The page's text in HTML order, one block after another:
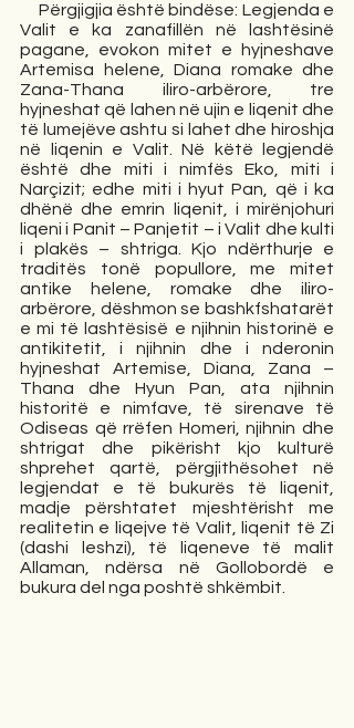
Valit e ka zanafillën në lashtësinë
pagane, evokon mitet e hyjneshave
Artemisa helene, Diana romake dhe
Zana-Thana iliro-arbërore, tre
hyjneshat që lahen në ujin e liqenit dhe
të lumejëve ashtu si lahet dhe hiroshja
në liqenin e Valit. Në këtë legjendë
është dhe miti i nimfës Eko, miti i
Narçizit; edhe miti i hyut Pan, që i ka
dhënë dhe emrin liqenit, i mirënjohuri
liqeni i Panit – Panjetit – i Valit dhe kulti
i plakës – shtriga. Kjo ndërthurje e
traditës tonë popullore, me mitet
antike helene, romake dhe iliro-
arbërore, dëshmon se bashkfshatarët
e mi të lashtësisë e njihnin historinë e
antikitetit, i njihnin dhe i nderonin
hyjneshat Artemise, Diana, Zana –
Thana dhe Hyun Pan, ata njihnin
historitë e nimfave, të sirenave të
Odiseas që rrëfen Homeri, njihnin dhe
shtrigat dhe pikërisht kjo kulturë
shprehet qartë, përgjithësohet në
legjendat e të bukurës të liqenit,
madje përshtatet mjeshtërisht me
realitetin e liqejve të Valit, liqenit të Zi
(dashi leshzi), të liqeneve të malit
Allaman, ndërsa në Gollobordë e
bukura del nga poshtë shkëmbit.